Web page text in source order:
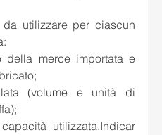
utilizzare per ciascun
della merce importata e
(volume e unità di
utilizzata.Indicar